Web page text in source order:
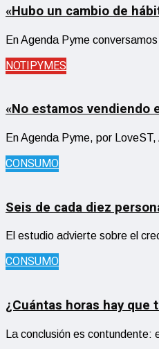
«Hubo un cambio de
En Agenda Pyme
NOTIPYMES
«No estamos vendiendo
En Agenda Pyme, por
CONSUMO
Seis de cada diez
El estudio advierte sobre el
CONSUMO
¿Cuántas horas hay
La conclusión es